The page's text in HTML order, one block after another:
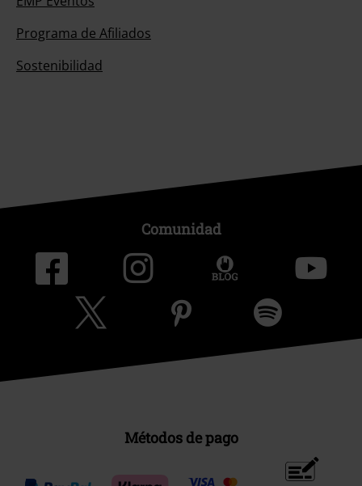
Programa de Afiliados
Sostenibilidad
Comunidad
Métodos de pago